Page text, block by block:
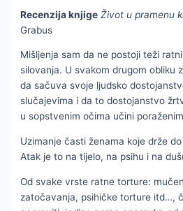
Recenzija knjige Život u pramenu
Grabus
Mišljenja sam da ne postoji teži
silovanja. U svakom drugom obliku
da sačuva svoje ljudsko
slučajevima i da to dostojanstvo
u sopstvenim očima učini
Uzimanje časti ženama koje drže
Atak je to na tijelo, na psihu i na
Od svake vrste ratne torture:
zatočavanja, psihičke torture itd…,